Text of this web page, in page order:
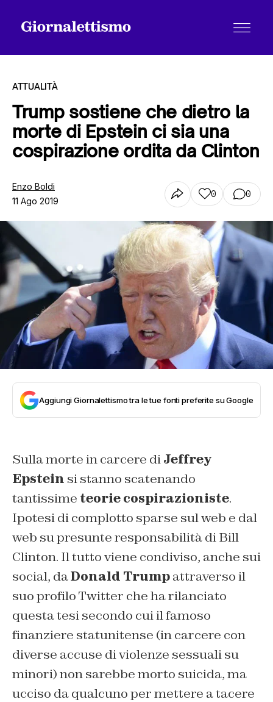
Tutti gli articoli
Chi siamo
Contatti
ATTUALITÀ
Trump sostiene che dietro la
morte di Epstein ci sia una
cospirazione ordita da Clinton
Enzo Boldi
11 Ago 2019
0 0
Aggiungi Giornalettismo tra le tue fonti preferite su Google
Sulla morte in carcere diJeffrey
Epstein si stanno scatenando
tantissime teorie cospirazioniste.
Ipotesi di complotto sparse sul web e dal
web su presunte responsabilità di Bill
Clinton. Il tutto viene condiviso, anche sui
social, daDonald Trumpattraverso il
suo profilo Twitter che ha rilanciato
questa tesi secondo cui il famoso
finanziere statunitense (in carcere con
diverse accuse di violenze sessuali su
minori) non sarebbe morto suicida, ma
ucciso da qualcuno per mettere a tacere